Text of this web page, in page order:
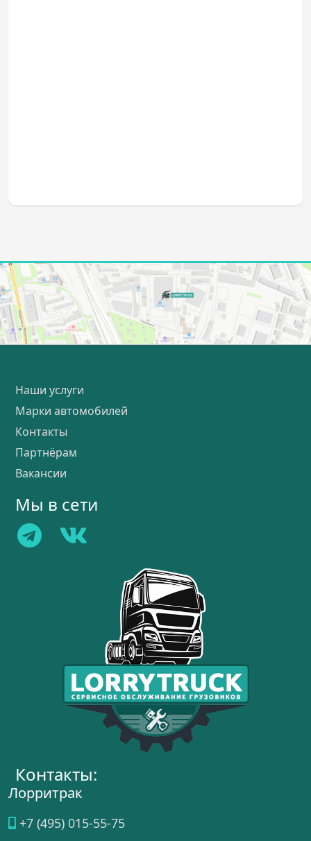
Наши услуги
Марки автомобилей
Контакты
Партнёрам
Вакансии
Мы в сети
Контакты:
Лорритрак
+7 (495) 015-55-75